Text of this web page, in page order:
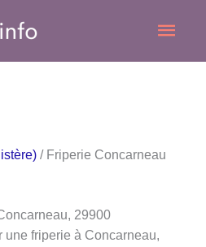
/ Friperie Concarneau
29900
une friperie à Concarneau,